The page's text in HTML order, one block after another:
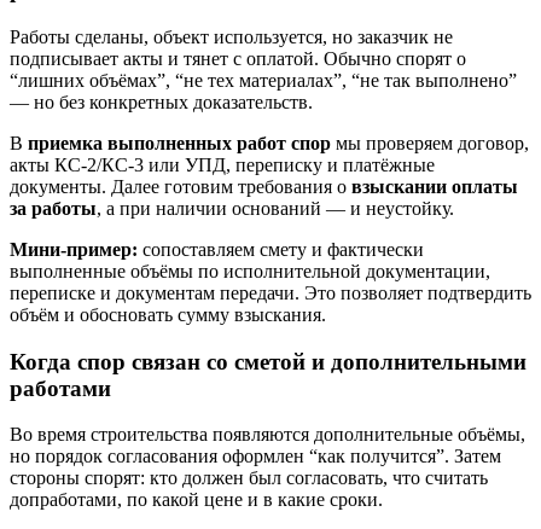
Работы сделаны, объект используется, но заказчик не
подписывает акты и тянет с оплатой. Обычно спорят о
“лишних объёмах”, “не тех материалах”, “не так выполнено”
— но без конкретных доказательств.
В приемка выполненных работ спор мы проверяем договор,
акты КС-2/КС-3 или УПД, переписку и платёжные
документы. Далее готовим требования о взыскании оплаты
за работы, а при наличии оснований — и неустойку.
Мини-пример: сопоставляем смету и фактически
выполненные объёмы по исполнительной документации,
переписке и документам передачи. Это позволяет подтвердить
объём и обосновать сумму взыскания.
Когда спор связан со сметой и дополнительными
работами
Во время строительства появляются дополнительные объёмы,
но порядок согласования оформлен “как получится”. Затем
стороны спорят: кто должен был согласовать, что считать
допработами, по какой цене и в какие сроки.